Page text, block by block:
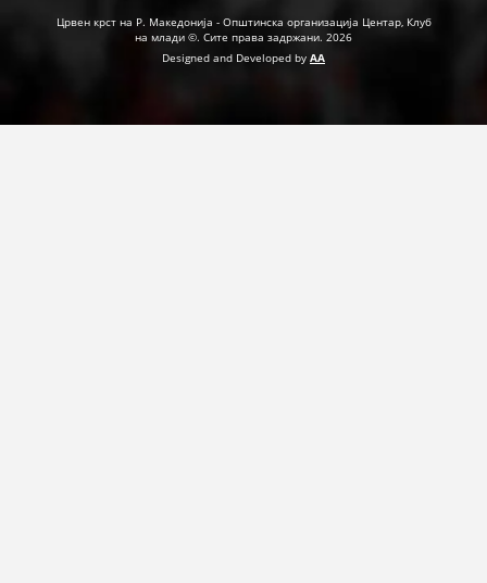
Црвен крст на Р. Македонија - Општинска организација Центар, Клуб
на млади ©. Сите права задржани. 2026
Designed and Developed by AA